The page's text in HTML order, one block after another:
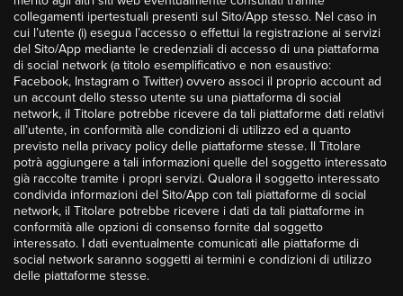
collegamenti ipertestuali presenti sul Sito/App stesso. Nel caso in
cui l’utente (i) esegua l’accesso o effettui la registrazione ai servizi
del Sito/App mediante le credenziali di accesso di una piattaforma
di social network (a titolo esemplificativo e non esaustivo:
Facebook, Instagram o Twitter) ovvero associ il proprio account ad
un account dello stesso utente su una piattaforma di social
network, il Titolare potrebbe ricevere da tali piattaforme dati relativi
all’utente, in conformità alle condizioni di utilizzo ed a quanto
previsto nella privacy policy delle piattaforme stesse. Il Titolare
potrà aggiungere a tali informazioni quelle del soggetto interessato
già raccolte tramite i propri servizi. Qualora il soggetto interessato
condivida informazioni del Sito/App con tali piattaforme di social
network, il Titolare potrebbe ricevere i dati da tali piattaforme in
conformità alle opzioni di consenso fornite dal soggetto
interessato. I dati eventualmente comunicati alle piattaforme di
social network saranno soggetti ai termini e condizioni di utilizzo
delle piattaforme stesse.